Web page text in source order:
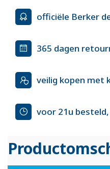
officiële Berker
365 dagen
veilig kopen met
voor 21u